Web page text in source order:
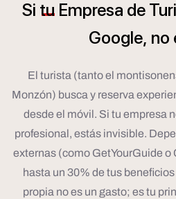
Si tu Empresa de
Google, no
El turista (tanto el
Monzón) busca y reserva
desde el móvil. Si tu empresa
profesional, estás invisible.
externas (como GetYourGuide
hasta un 30% de tus
propia no es un gasto; es tu